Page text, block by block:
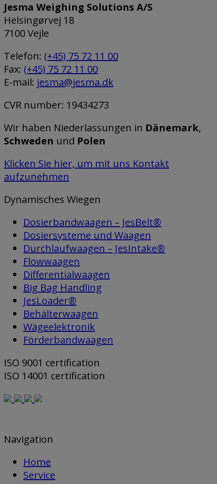
Jesma Weighing Solutions A/S
Helsingørvej 18
7100 Vejle
Telefon: (+45) 75 72 11 00
Fax: (+45) 75 72 11 00
E-mail: jesma@jesma.dk
CVR number: 19434273
Wir haben Niederlassungen in Dänemark,
Schweden und Polen
Klicken Sie hier, um mit uns Kontakt
aufzunehmen
Dynamisches Wiegen
Dosierbandwaagen – JesBelt®
Dosiersysteme und Waagen
Durchlaufwaagen – JesIntake®
Flowwaagen
Differentialwaagen
Big Bag Handling
JesLoader®
Behälterwaagen
Wägeelektronik
Förderbandwaagen
ISO 9001 certification
ISO 14001 certification
Navigation
Home
Service